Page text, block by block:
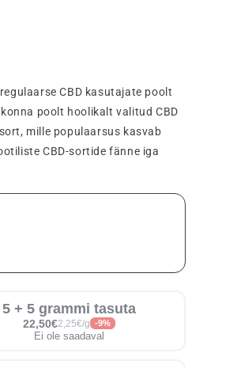
CBD kasutajate poolt
poolt hoolikalt valitud CBD
mille populaarsus kasvab
CBD-sortide fänne iga
5 + 5 grammi tasuta
22,50€2,25€/g -9%
Ei ole saadaval